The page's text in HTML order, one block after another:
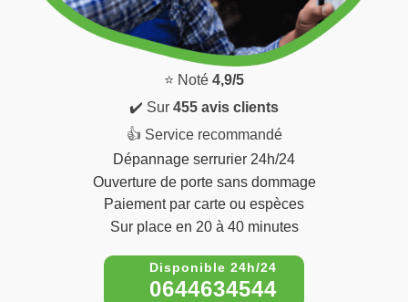
⭐ Noté 4,9/5
✔️ Sur 455 avis clients
👍 Service recommandé
Dépannage serrurier 24h/24
Ouverture de porte sans dommage
Paiement par carte ou espèces
Sur place en 20 à 40 minutes
0644634544